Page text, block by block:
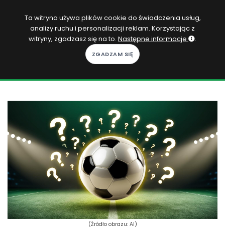
Zaloguj się
KOPACAK
DO DOMU
QUIZY
GRY
SUBSKRYPCJA
Ta witryna używa plików cookie do świadczenia usług,
analizy ruchu i personalizacji reklam. Korzystając z
witryny, zgadzasz się na to. Następne informacje .
(Źródło obrazu: AI)